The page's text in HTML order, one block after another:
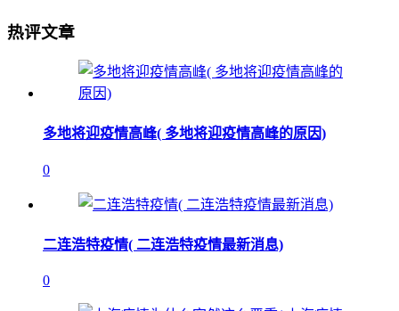
热评文章
多地将迎疫情高峰( 多地将迎疫情高峰的原因)
0
二连浩特疫情( 二连浩特疫情最新消息)
0